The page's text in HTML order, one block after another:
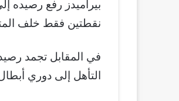
نقطتين فقط خلف
التأهل إلى دوري